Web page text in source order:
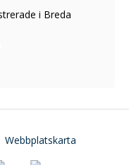
i Breda
Webbplatskarta